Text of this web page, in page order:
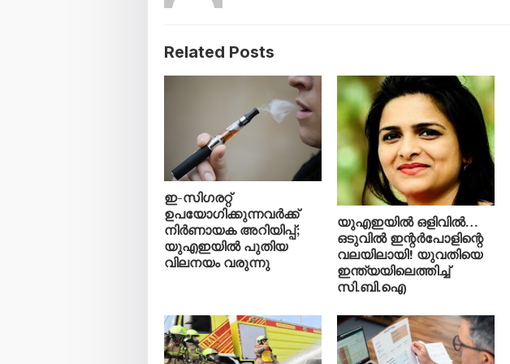
Related Posts
ഇ-സിഗരറ്റ്
ഉപയോഗിക്കുന്നവർക്ക്
നിർണായക അറിയിപ്പ്;
യുഎഇയിൽ പുതിയ
വിലനയം വരുന്നു
യുഎഇയിൽ ഒളിവിൽ…
ഒടുവിൽ ഇന്റർപോളിന്റെ
വലയിലായി! യുവതിയെ
ഇന്ത്യയിലെത്തിച്ച്
സി.ബി.ഐ